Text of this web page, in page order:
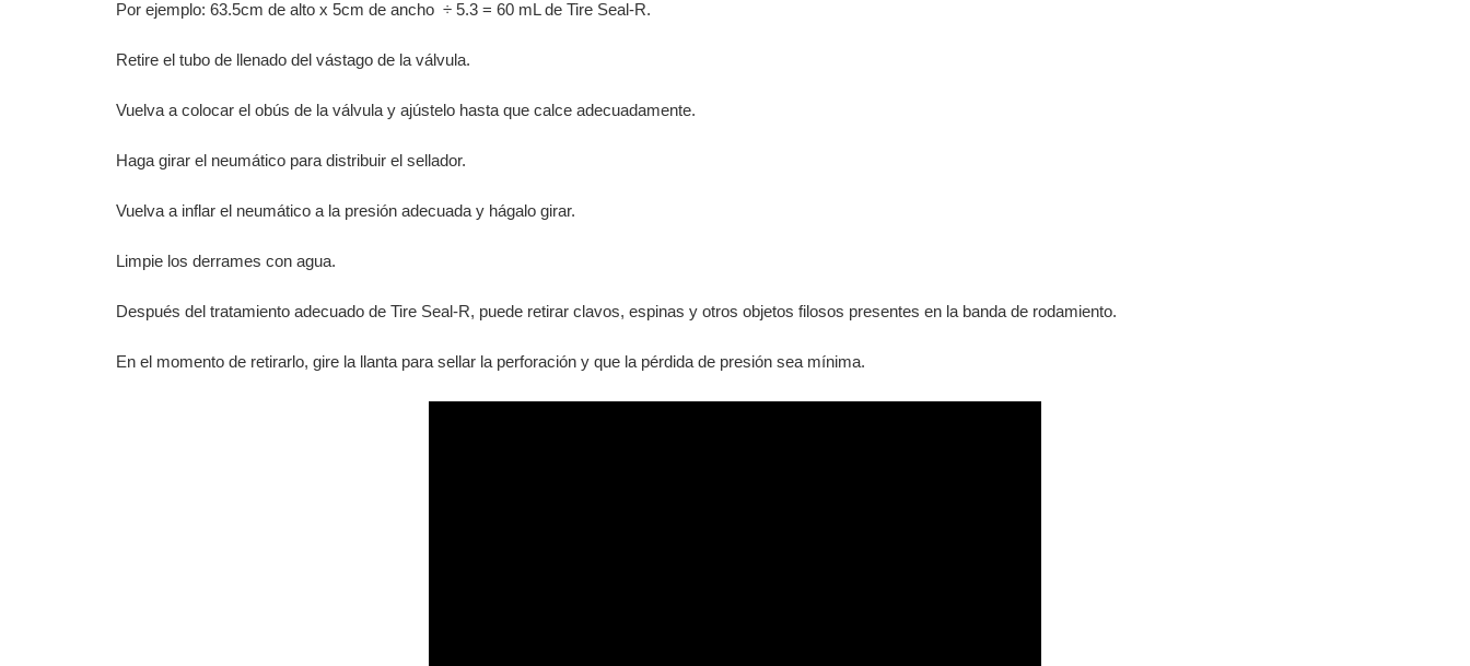
Por ejemplo: 63.5cm de alto x 5cm de ancho ÷ 5.3 = 60 mL de Tire Seal-R.
Retire el tubo de llenado del vástago de la válvula.
Vuelva a colocar el obús de la válvula y ajústelo hasta que calce adecuadamente.
Haga girar el neumático para distribuir el sellador.
Vuelva a inflar el neumático a la presión adecuada y hágalo girar.
Limpie los derrames con agua.
Después del tratamiento adecuado de Tire Seal-R, puede retirar clavos, espinas y otros objetos filosos presentes en la banda de rodamiento.
En el momento de retirarlo, gire la llanta para sellar la perforación y que la pérdida de presión sea mínima.